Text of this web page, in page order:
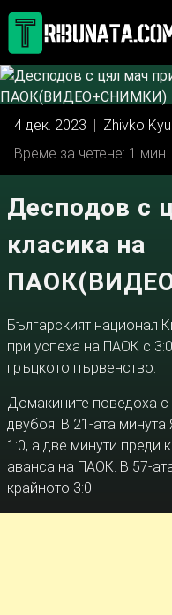
Skip
content
4 дек. 2023 | Zhivko
Време за четене: 1 мин
Десподов с
класика на
Българският национал
при успеха на ПАОК с
гръцкото първенство.
Домакините поведоха
двубоя. В 21-ата минута
1:0, а две минути преди
аванса на ПАОК. В 57-
крайното 3:0.